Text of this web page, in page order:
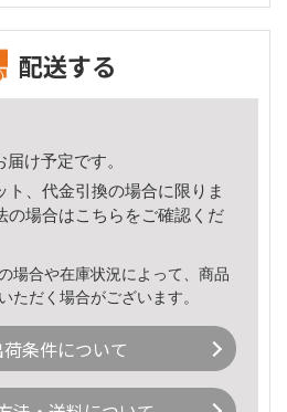
配送する
け予定です。
ト、代金引換の場合に限りま
の場合はこちら をご確認くだ
場合や在庫状況によって、商品
ただく場合がございます。
条件について